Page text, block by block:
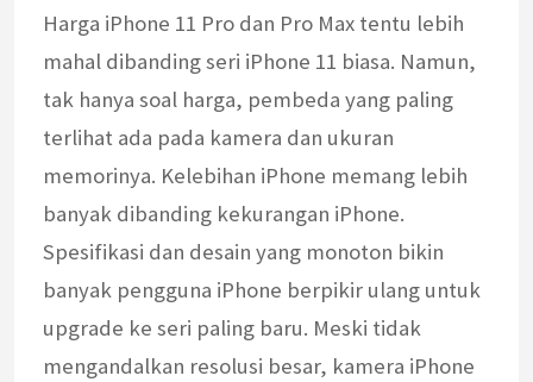
Harga iPhone 11 Pro dan Pro Max tentu lebih
mahal dibanding seri iPhone 11 biasa. Namun,
tak hanya soal harga, pembeda yang paling
terlihat ada pada kamera dan ukuran
memorinya. Kelebihan iPhone memang lebih
banyak dibanding kekurangan iPhone.
Spesifikasi dan desain yang monoton bikin
banyak pengguna iPhone berpikir ulang untuk
upgrade ke seri paling baru. Meski tidak
mengandalkan resolusi besar, kamera iPhone